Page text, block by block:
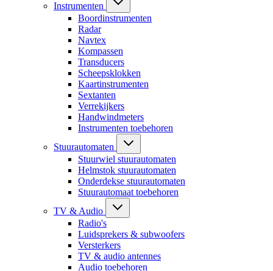
Instrumenten
Boordinstrumenten
Radar
Navtex
Kompassen
Transducers
Scheepsklokken
Kaartinstrumenten
Sextanten
Verrekijkers
Handwindmeters
Instrumenten toebehoren
Stuurautomaten
Stuurwiel stuurautomaten
Helmstok stuurautomaten
Onderdekse stuurautomaten
Stuurautomaat toebehoren
TV & Audio
Radio's
Luidsprekers & subwoofers
Versterkers
TV & audio antennes
Audio toebehoren